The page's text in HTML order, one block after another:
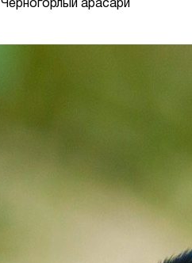
Черногорлый арасари